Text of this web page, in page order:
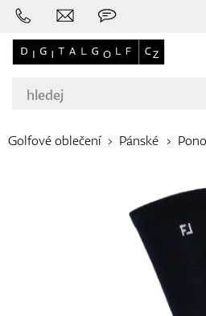
Golfové hole
Golfové oblečení Pánské